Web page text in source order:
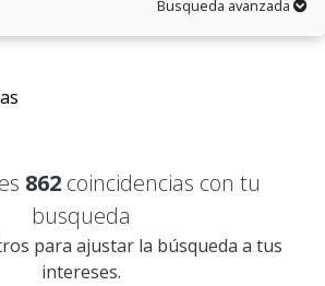
Busqueda avanzada
862coincidencias con tu
busqueda
para ajustar la búsqueda a tus
intereses.